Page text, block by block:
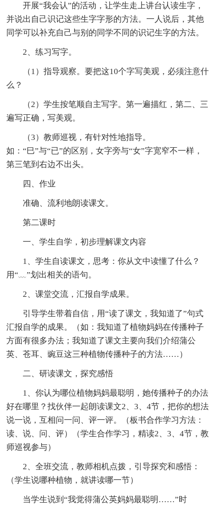
开展“我会认”的活动，让学生走上讲台认读生字，
并说出自己识记这些生字字形的方法。一人说后，其他
同学可以补充自己与别的同学不同的识记生字的方法。
2、练习写字。
（1）指导观察。要把这10个字写美观，必须注意什
么？
（2）学生按笔顺自主写字。第一遍描红，第二、三
遍写正确，写美观。
（3）教师巡视，有针对性地指导。
如：“巳”与“已”的区别，女字旁与“女”字宽窄不一样，
第三笔到右边不出头。
四、作业
准确、流利地朗读课文。
第二课时
一、学生自学，初步理解课文内容
1、学生自读课文，思考：你从文中读懂了什么？
用“﹏”划出相关的语句。
2、课堂交流，汇报自学成果。
引导学生带着自信，用“读了课文，我知道了”句式
汇报自学的成果。（如：我知道了植物妈妈在传播种子
方面有很多办法；我知道了课文主要向我们介绍蒲公
英、苍耳、豌豆这三种植物传播种子的方法……）
二、研读课文，探究感悟
1、你认为哪位植物妈妈最聪明，她传播种子的办法
好在哪里？找伙伴一起朗读课文2、3、4节，把你的想法
说一说，互相问一问、评一评。（板书合作学习方法：
读、说、问、评）（学生合作学习，精读2、3、4节，教
师巡视参与）
2、全班交流，教师相机点拨，引导探究和感悟：
（学生说哪种植物，就讲读哪一节）
当学生说到“我觉得蒲公英妈妈最聪明……”时